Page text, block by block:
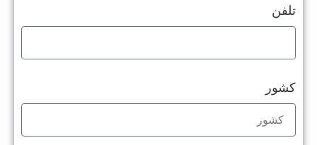
تلفن
کشور